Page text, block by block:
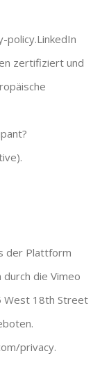
policy.LinkedIn
zertifiziert und
der Plattform
durch die Vimeo
West 18th Street
privacy.